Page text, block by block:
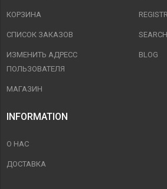
КОРЗИНА
СПИСОК ЗАКАЗОВ
ИЗМЕНИТЬ АДРЕСС
ПОЛЬЗОВАТЕЛЯ
МАГАЗИН
SEARCH
BLOG
INFORMATION
О НАС
ДОСТАВКА